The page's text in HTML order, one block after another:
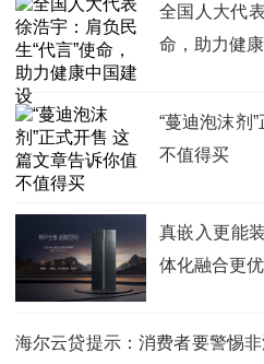
全国人大代
命，助力健
“蔓迪泡沫剂
不值得买
真嵌入更能
体化融合更
海尔云贷提示：消费者要警惕